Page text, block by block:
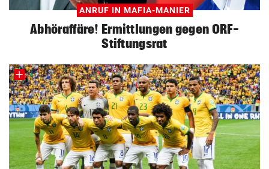
ANRUF IN MAFIA-MANIER
Abhöraffäre! Ermittlungen gegen ORF-
Stiftungsrat